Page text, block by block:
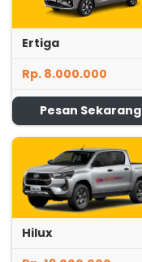
Ertiga
Rp. 8.000.000
Pesan Sekarang
Hilux